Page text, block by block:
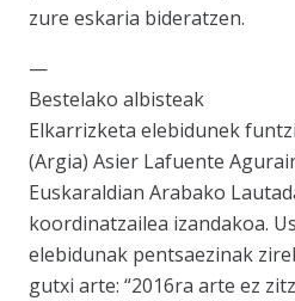
zure eskaria bideratzen.
—
Bestelako albisteak
Elkarrizketa elebidunek
(Argia) Asier Lafuente
Euskaraldian Arabako
koordinatzailea izandakoa.
elebidunak pentsaezinak
gutxi arte: “2016ra arte ez